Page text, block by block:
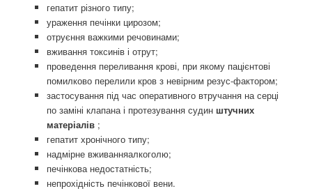
гепатит різного типу;
ураження печінки цирозом;
отруєння важкими речовинами;
вживання токсинів і отрут;
проведення переливання крові, при якому пацієнтові
помилково перелили кров з невірним резус-фактором;
застосування під час оперативного втручання на серці
по заміні клапана і протезування судин штучних
матеріалів ;
гепатит хронічного типу;
надмірне вживанняалкоголю;
печінкова недостатність;
непрохідність печінкової вени.